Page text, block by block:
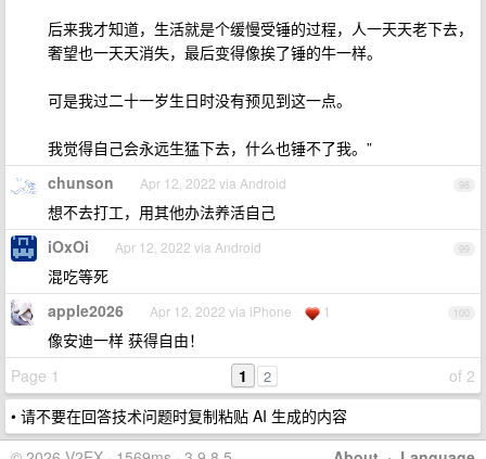
后来我才知道，生活就是个缓慢受锤的过程，人一天天老下去，
奢望也一天天消失，最后变得像挨了锤的牛一样。
可是我过二十一岁生日时没有预见到这一点。
我觉得自己会永远生猛下去，什么也锤不了我。”
98
chunson Apr 12, 2022 via Android
想不去打工，用其他办法养活自己
99
iOxOi Apr 12, 2022 via Android
混吃等死
100
apple2026 Apr 12, 2022 via iPhone 1
像安迪一样 获得自由！
Page 1
of 2
1 2
• 请不要在回答技术问题时复制粘贴 AI 生成的内容